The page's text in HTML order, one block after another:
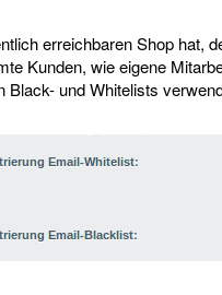
erreichbaren Shop hat,
Kunden, wie eigene
Black- und Whitelists